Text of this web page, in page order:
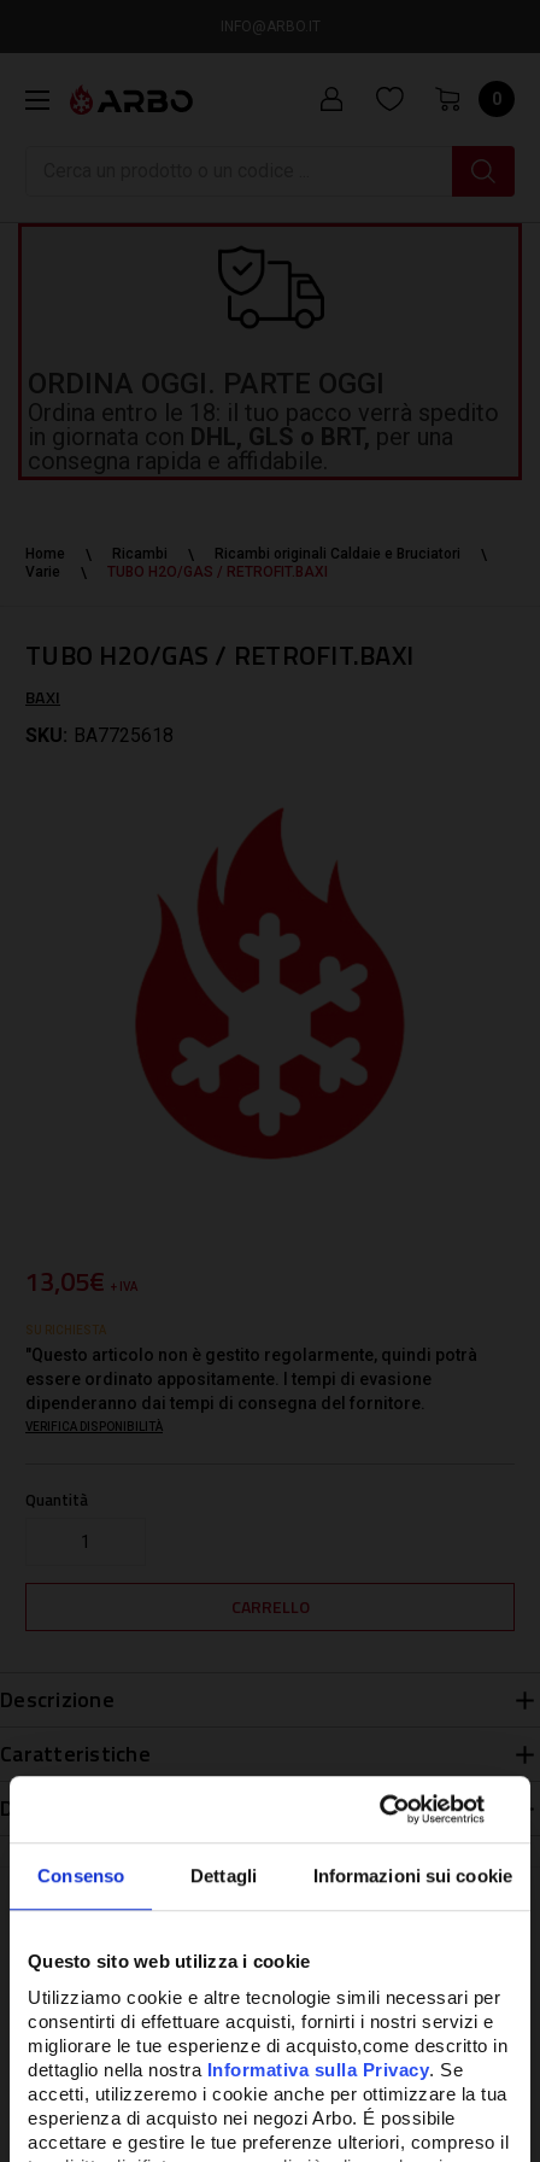
Consenso Dettagli Informazioni sui cookie
Questo sito web utilizza i cookie
Utilizziamo cookie e altre tecnologie simili necessari per
consentirti di effettuare acquisti, fornirti i nostri servizi e
migliorare le tue esperienze di acquisto,come descritto in
dettaglio nella nostra Informativa sulla Privacy. Se
accetti, utilizzeremo i cookie anche per ottimizzare la tua
esperienza di acquisto nei negozi Arbo. É possibile
accettare e gestire le tue preferenze ulteriori, compreso il
INFO@ARBO.IT
0
ORDINA OGGI. PARTE OGGI
Ordina entro le 18: il tuo pacco verrà spedito
in giornata con DHL, GLS o BRT, per una
consegna rapida e affidabile.
Home Ricambi
Ricambi originali Caldaie e Bruciatori
Varie
TUBO H2O/GAS / RETROFIT.BAXI
TUBO H2O/GAS / RETROFIT.BAXI
BAXI
SKU: BA7725618
13,05€ + IVA
SU RICHIESTA
"Questo articolo non è gestito regolarmente, quindi potrà
essere ordinato appositamente. I tempi di evasione
dipenderanno dai tempi di consegna del fornitore.
VERIFICA DISPONIBILITÀ
Quantità
Descrizione
Caratteristiche
Disponibilità
Potrebbe anche interessarti